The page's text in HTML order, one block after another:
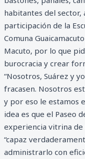
habitantes del sector,
participación de la
Comuna
Macuto, por lo que
burocracia y crear
“Nosotros, Suárez y
fracasen. Nosotros
y por eso le estamos
idea es que el Paseo
experiencia vitrina de
“capaz
administrarlo con